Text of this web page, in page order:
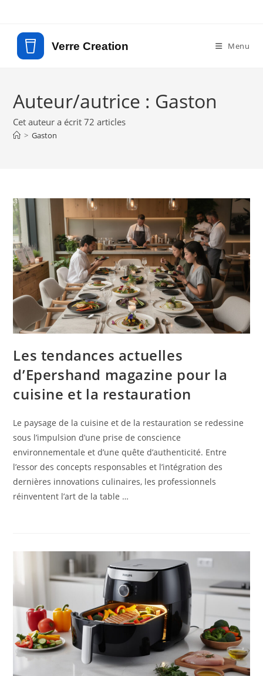
content
Menu
Auteur/autrice : Gaston
Cet auteur a écrit 72 articles
> Gaston
Les tendances actuelles
d’Epershand magazine pour la
cuisine et la restauration
Le paysage de la cuisine et de la restauration se redessine
sous l’impulsion d’une prise de conscience
environnementale et d’une quête d’authenticité. Entre
l’essor des concepts responsables et l’intégration des
dernières innovations culinaires, les professionnels
réinventent l’art de la table …